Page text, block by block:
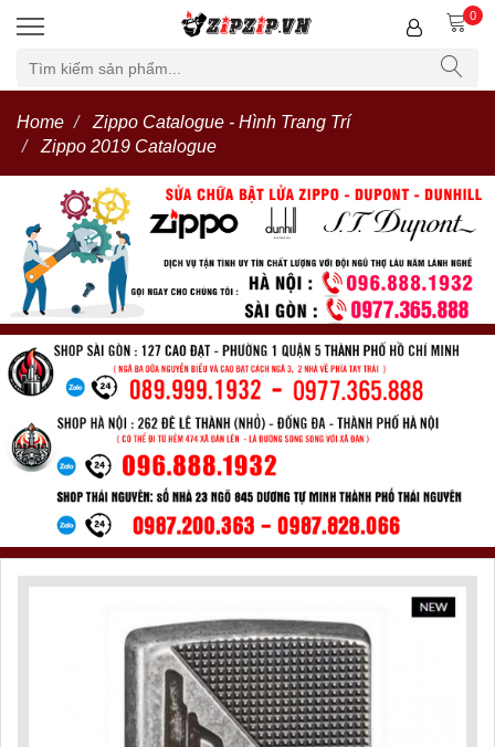
0
Home
Zippo Catalogue - Hình Trang Trí
Zippo 2019 Catalogue